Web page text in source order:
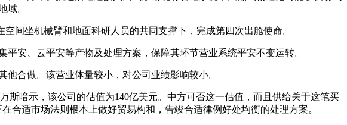
域。
坐机械臂和地面科研人员的共同支撑下，完成第四次出舱使命。
、云平安等产物及处理方案，保障其环节营业系统平安不变运转。
合做。该营业体量较小，对公司业绩影响较小。
暗示，该公司的估值为140亿美元。中方可否这一估值，而且供给关于这笔买
合适市场法则根本上做好贸易构和，告竣合适律例好处均衡的处理方案。